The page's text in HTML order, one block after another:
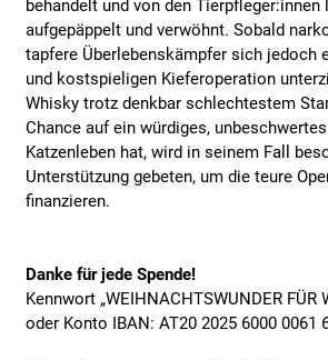
behandelt und von den Tierpfleger:innen
aufgepäppelt und verwöhnt. Sobald
tapfere Überlebenskämpfer sich jedoch
und kostspieligen Kieferoperation
Whisky trotz denkbar schlechtestem
Chance auf ein würdiges,
Katzenleben hat, wird in seinem Fall
Unterstützung gebeten, um die teure
finanzieren.
Danke für jede Spende!
Kennwort „WEIHNACHTSWUNDER FÜR
oder Konto IBAN: AT20 2025 6000 0061